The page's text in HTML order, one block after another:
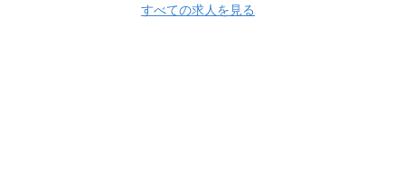
すべての求人を見る